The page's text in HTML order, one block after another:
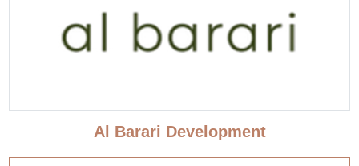
Al Barari Development